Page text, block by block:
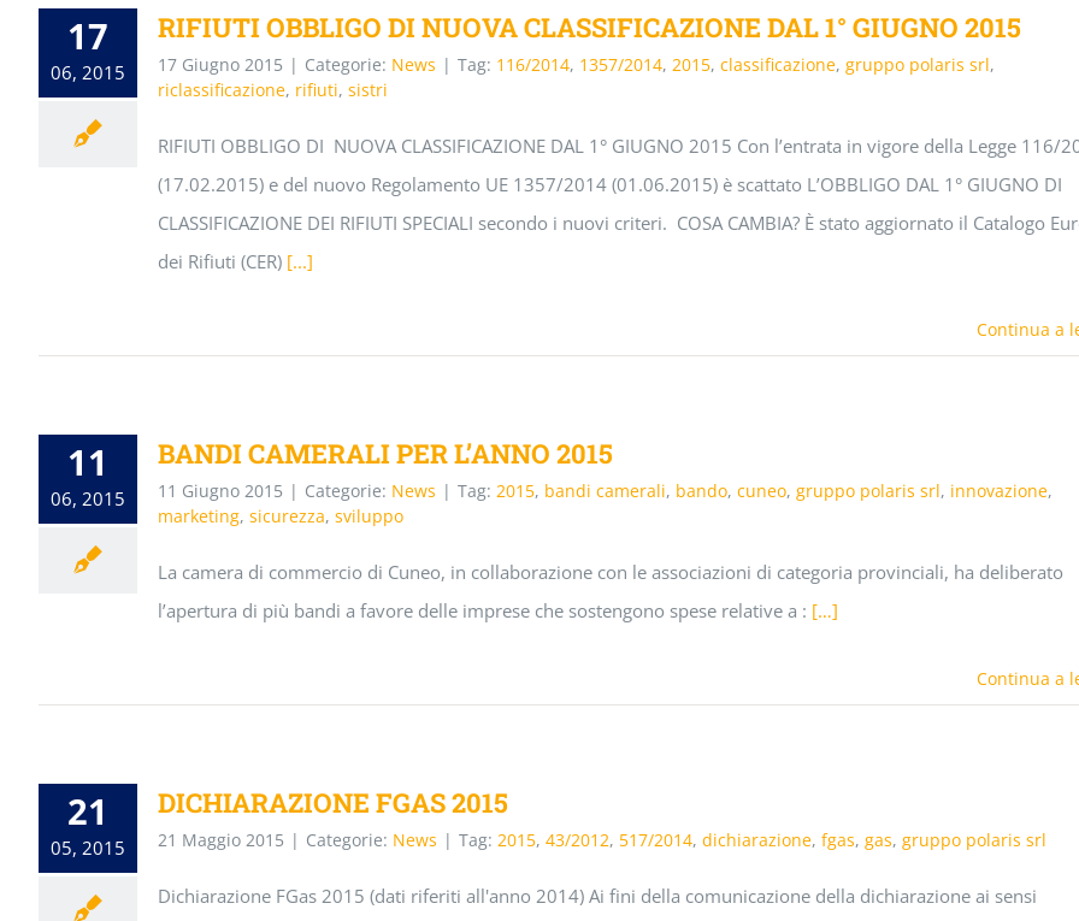
17
06, 2015
RIFIUTI OBBLIGO DI NUOVA CLASSIFICAZIONE DAL 1° GIUGNO 2015
17 Giugno 2015 | Categorie: News | Tag: 116/2014, 1357/2014, 2015, classificazione, gruppo polaris srl,
riclassificazione, rifiuti, sistri
RIFIUTI OBBLIGO DI NUOVA CLASSIFICAZIONE DAL 1° GIUGNO 2015 Con l’entrata in vigore della Legge 116/
(17.02.2015) e del nuovo Regolamento UE 1357/2014 (01.06.2015) è scattato L’OBBLIGO DAL 1° GIUGNO DI
CLASSIFICAZIONE DEI RIFIUTI SPECIALI secondo i nuovi criteri. COSA CAMBIA? È stato aggiornato il Catalogo
dei Rifiuti (CER) [...]
Continua a
11
06, 2015
BANDI CAMERALI PER L’ANNO 2015
11 Giugno 2015 | Categorie: News | Tag: 2015, bandi camerali, bando, cuneo, gruppo polaris srl, innovazione,
marketing, sicurezza, sviluppo
La camera di commercio di Cuneo, in collaborazione con le associazioni di categoria provinciali, ha deliberato
l’apertura di più bandi a favore delle imprese che sostengono spese relative a : […]
Continua a
21
05, 2015
DICHIARAZIONE FGAS 2015
21 Maggio 2015 | Categorie: News | Tag: 2015, 43/2012, 517/2014, dichiarazione, fgas, gas, gruppo polaris srl
Dichiarazione FGas 2015 (dati riferiti all'anno 2014) Ai fini della comunicazione della dichiarazione ai sensi